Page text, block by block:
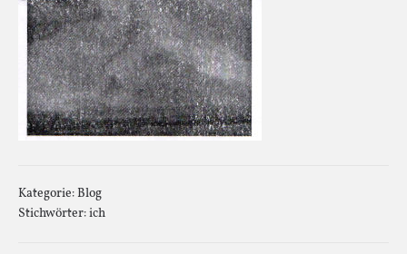
Kategorie:Blog
Stichwörter:ich